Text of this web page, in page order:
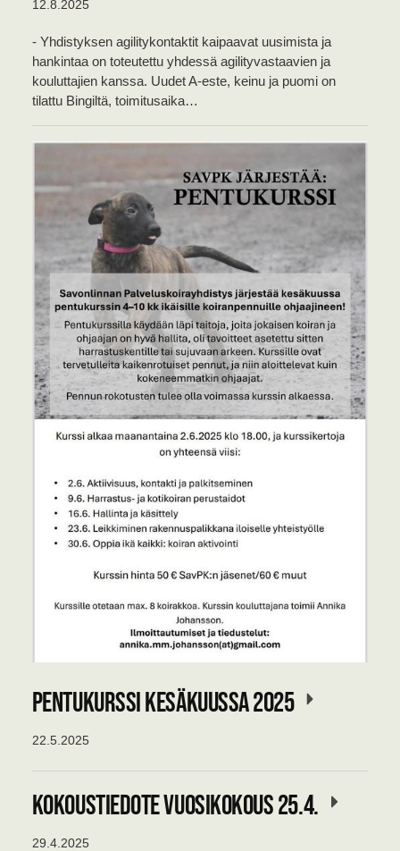
12.8.2025
- Yhdistyksen agilitykontaktit kaipaavat uusimista ja
hankintaa on toteutettu yhdessä agilityvastaavien ja
kouluttajien kanssa. Uudet A-este, keinu ja puomi on
tilattu Bingiltä, toimitusaika…
Pentukurssi kesäkuussa 2025
22.5.2025
KOKOUSTIEDOTE VUOSIKOKOUS 25.4.
29.4.2025